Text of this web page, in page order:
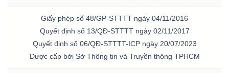
Giấy phép số 48/GP-STTTT ngày 04/11/2016
Quyết định số 13/QĐ-STTTT ngày 02/11/2017
Quyết định số 06/QĐ-STTTT-ICP ngày 20/07/2023
Được cấp bởi Sở Thông tin và Truyền thông TPHCM